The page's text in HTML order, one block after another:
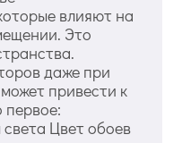
влияют на
Это
даже при
привести к
Цвет обоев